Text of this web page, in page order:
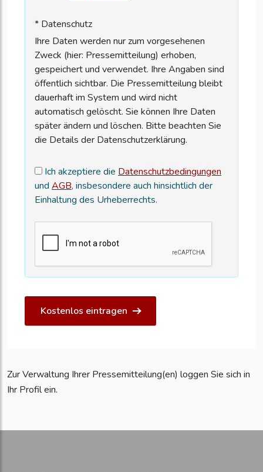
* Datenschutz
Ihre Daten werden nur zum vorgesehenen
Zweck (hier: Pressemitteilung) erhoben,
gespeichert und verwendet. Ihre Angaben sind
öffentlich sichtbar. Die Pressemitteilung bleibt
dauerhaft im System und wird nicht
automatisch gelöscht. Sie können Ihre Daten
später ändern und löschen. Bitte beachten Sie
die Details der Datenschutzerklärung.
Ich akzeptiere die Datenschutzbedingungen
und AGB, insbesondere auch hinsichtlich der
Einhaltung des Urheberrechts.
Kostenlos eintragen
Zur Verwaltung Ihrer Pressemitteilung(en) loggen Sie sich in
Ihr Profil ein.